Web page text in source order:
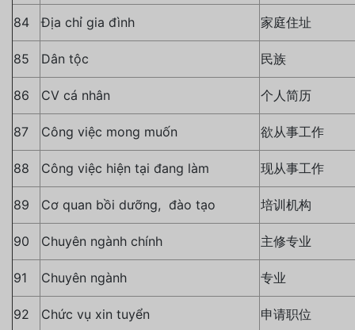
84 Địa chỉ gia đình 家庭住址
85 Dân tộc 民族
86 CV cá nhân 个人简历
87 Công việc mong muốn 欲从事工作
88 Công việc hiện tại đang làm 现从事工作
89 Cơ quan bồi dưỡng, đào tạo 培训机构
90 Chuyên ngành chính 主修专业
91 Chuyên ngành 专业
92 Chức vụ xin tuyển 申请职位